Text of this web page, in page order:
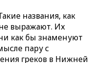
названия, как
выражают. Их
как бы знаменуют
пару с
греков в Нижней